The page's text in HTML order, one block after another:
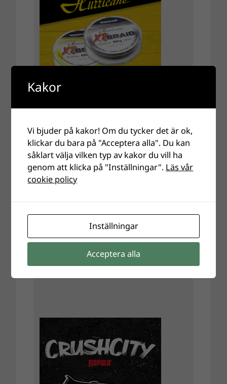
Kakor
Vi bjuder på kakor! Om du tycker det är ok,
klickar du bara på "Acceptera alla". Du kan
såklart välja vilken typ av kakor du vill ha
genom att klicka på "Inställningar". Läs vår
cookie policy
Inställningar
Acceptera alla